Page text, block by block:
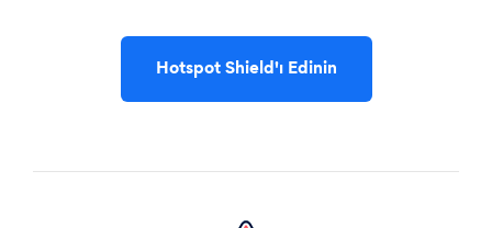
Hotspot Shield'ı Edinin